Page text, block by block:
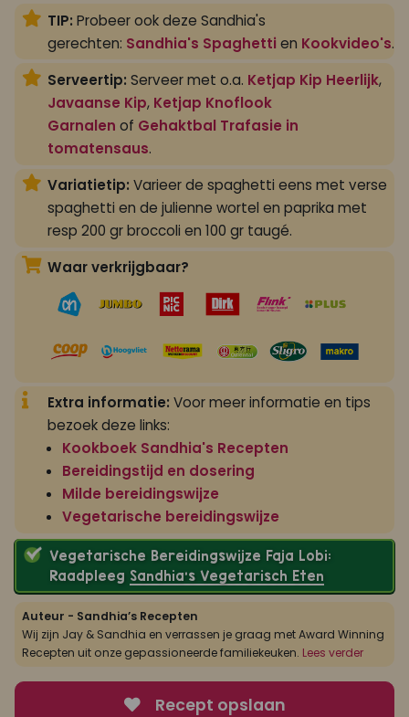
TIP: Probeer ook deze Sandhia's
gerechten: Sandhia's Spaghetti en Kookvideo's.
Serveertip: Serveer met o.a. Ketjap Kip Heerlijk,
Javaanse Kip, Ketjap Knoflook
Garnalen of Gehaktbal Trafasie in
tomatensaus.
Variatietip: Varieer de spaghetti eens met verse
spaghetti en de julienne wortel en paprika met
resp 200 gr broccoli en 100 gr taugé.
Waar verkrijgbaar?
Extra informatie: Voor meer informatie en tips
bezoek deze links:
Kookboek Sandhia's Recepten
Bereidingstijd en dosering
Milde bereidingswijze
Vegetarische bereidingswijze
Vegetarische Bereidingswijze Faja Lobi:
Raadpleeg Sandhia’s Vegetarisch Eten
Auteur - Sandhia’s Recepten
Wij zijn Jay & Sandhia en verrassen je graag met Award Winning
Recepten uit onze gepassioneerde familiekeuken. Lees verder
Recept opslaan